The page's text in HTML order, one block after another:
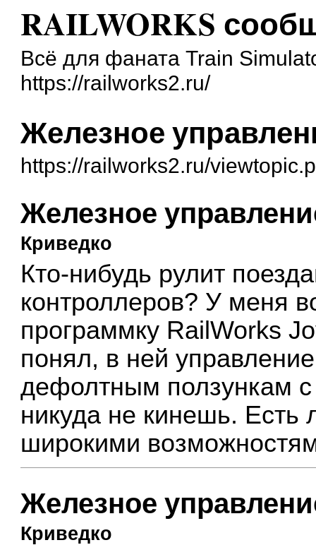
RAILWORKS
Всё для фаната Train
https://railworks2.ru/
Железное
https://railworks2.ru/
Железное
Криведко
Кто-нибудь рулит
контроллеров? У меня
программку RailWorks
понял, в ней
дефолтным ползункам
никуда не кинешь. Есть
широкими
Железное
Криведко